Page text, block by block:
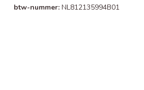
btw-nummer: NL812135994B01